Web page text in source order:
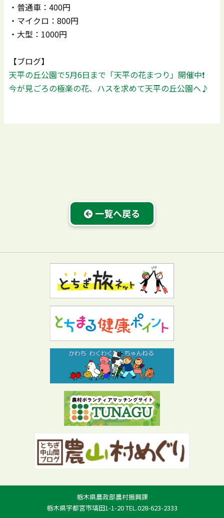
・普通車：400円
・マイクロ：800円
・大型：1000円
【ブログ】
天平の丘公園で5月6日まで「天平の花まつり」開催中❗️
今が見ごろの極楽の花、ハスを求めて天平の丘公園へ♪
一覧へ戻る
栃木県農政部農村振興課
栃木県宇都宮市塙田1-1-20 TEL.028-623-2333